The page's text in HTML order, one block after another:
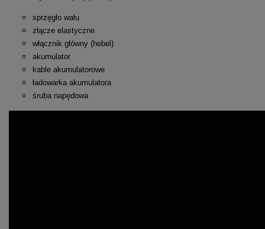
sprzęgło wału
złącze elastyczne
włącznik główny (hebel)
akumulator
kable akumulatorowe
ładowarka akumulatora
śruba napędowa